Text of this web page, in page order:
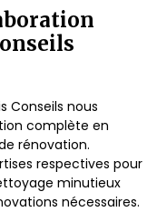
Conseils nous
complète en
rénovation.
respectives pour
minutieux
nécessaires.